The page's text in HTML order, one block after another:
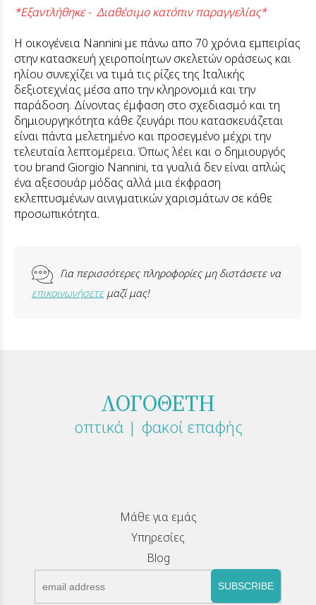
*Εξαντλήθηκε - Διαθέσιμο κατόπιν παραγγελίας*
Η οικογένεια Nannini με πάνω απο 70 χρόνια εμπειρίας
στην κατασκευή χειροποίητων σκελετών οράσεως και
ηλίου συνεχίζει να τιμά τις ρίζες της Ιταλικής
δεξιοτεχνίας μέσα απο την κληρονομιά και την
παράδοση. Δίνοντας έμφαση στο σχεδιασμό και τη
δημιουργηκότητα κάθε ζευγάρι που κατασκευάζεται
είναι πάντα μελετημένο και προσεγμένο μέχρι την
τελευταία λεπτομέρεια. Όπως λέει και ο δημιουργός
του brand Giorgio Nannini, τα γυαλιά δεν είναι απλώς
ένα αξεσουάρ μόδας αλλά μια έκφραση
εκλεπτυσμένων αινιγματικών χαρισμάτων σε κάθε
προσωπικότητα.
Για περισσότερες πληροφορίες μη διστάσετε να
επικοινωνήσετεμαζί μας!
ΛΟΓΟΘΕΤΗ
οπτικά | φακοί επαφής
Μάθε για εμάς
Υπηρεσίες
Blog
SUBSCRIBE